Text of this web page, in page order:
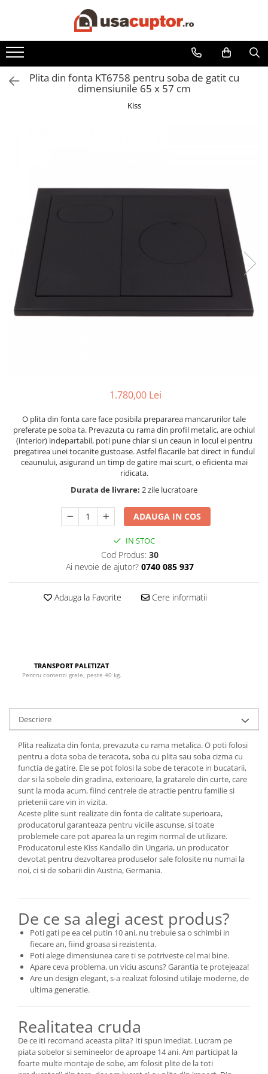
Accesorii si componente
Cuptor soba
Admisie aer pentru ardere
Plita din fonta KT6758 pentru soba de gatit cu
dimensiunile 65 x 57 cm
Kiss
1.780,00 Lei
O plita din fonta care face posibila prepararea mancarurilor tale
preferate pe soba ta. Prevazuta cu rama din profil metalic, are ochiul
(interior) indepartabil, poti pune chiar si un ceaun in locul ei pentru
pregatirea unei tocanite gustoase. Astfel flacarile bat direct in fundul
ceaunului, asigurand un timp de gatire mai scurt, o eficienta mai
ridicata.
Durata de livrare: 2 zile lucratoare
ADAUGA IN COS
IN STOC
Cod Produs: 30
Ai nevoie de ajutor? 0740 085 937
Adauga la Favorite Cere informatii
TRANSPORT PALETIZAT
Pentru comenzi grele, peste 40 kg.
Descriere
Plita realizata din fonta, prevazuta cu rama metalica. O poti folosi
pentru a dota soba de teracota, soba cu plita sau soba cizma cu
functia de gatire. Ele se pot folosi la sobe de teracote in bucatarii,
dar si la sobele din gradina, exterioare, la gratarele din curte, care
sunt la moda acum, fiind centrele de atractie pentru familie si
prietenii care vin in vizita.
Aceste plite sunt realizate din fonta de calitate superioara,
producatorul garanteaza pentru viciile ascunse, si toate
problemele care pot aparea la un regim normal de utilizare.
Producatorul este Kiss Kandallo din Ungaria, un producator
devotat pentru dezvoltarea produselor sale folosite nu numai la
noi, ci si de sobarii din Austria, Germania.
De ce sa alegi acest produs?
Poti gati pe ea cel putin 10 ani, nu trebuie sa o schimbi in
fiecare an, fiind groasa si rezistenta.
Poti alege dimensiunea care ti se potriveste cel mai bine.
Apare ceva problema, un viciu ascuns? Garantia te protejeaza!
Are un design elegant, s-a realizat folosind utilaje moderne, de
ultima generatie.
Realitatea cruda
De ce iti recomand aceasta plita? Iti spun imediat. Lucram pe
piata sobelor si semineelor de aproape 14 ani. Am participat la
foarte multe montaje de sobe, am folosit plite de la toti